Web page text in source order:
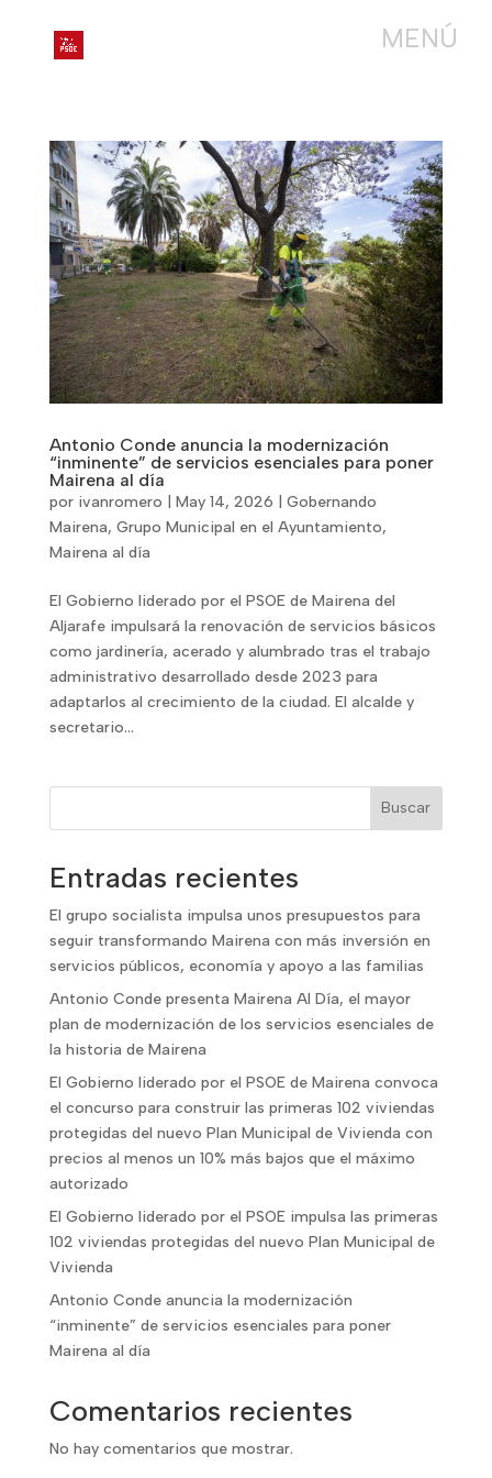
Antonio Conde anuncia la modernización
“inminente” de servicios esenciales para poner
Mairena al día
por ivanromero May 14, 2026
Gobernando
Mairena, Grupo Municipal en el Ayuntamiento,
Mairena al día
El Gobierno liderado por el PSOE de Mairena del
Aljarafe impulsará la renovación de servicios básicos
como jardinería, acerado y alumbrado tras el trabajo
administrativo desarrollado desde 2023 para
adaptarlos al crecimiento de la ciudad. El alcalde y
secretario...
Buscar
Entradas recientes
El grupo socialista impulsa unos presupuestos para
seguir transformando Mairena con más inversión en
servicios públicos, economía y apoyo a las familias
Antonio Conde presenta Mairena Al Día, el mayor
plan de modernización de los servicios esenciales de
la historia de Mairena
El Gobierno liderado por el PSOE de Mairena convoca
el concurso para construir las primeras 102 viviendas
protegidas del nuevo Plan Municipal de Vivienda con
precios al menos un 10% más bajos que el máximo
autorizado
El Gobierno liderado por el PSOE impulsa las primeras
102 viviendas protegidas del nuevo Plan Municipal de
Vivienda
Antonio Conde anuncia la modernización
“inminente” de servicios esenciales para poner
Mairena al día
Comentarios recientes
No hay comentarios que mostrar.